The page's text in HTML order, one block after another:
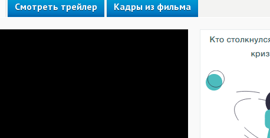
Смотреть трейлер Кадры из фильма